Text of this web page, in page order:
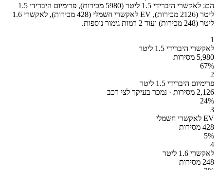
הם: לאקשרי היברידי 1.5 ליטר (5980 מכירות), פרימיום היברידי 1.5
ליטר (2126 מכירות), EV לאקשרי חשמלי (428 מכירות), לאקשרי 1.6
ליטר (248 מכירות) ועוד 2 רמות גימור נוספות.
1
לאקשרי היברידי 1.5 ליטר
5,980 מסירות
67%
2
פרימיום היברידי 1.5 ליטר
2,126 מסירות · נמכר בעיקר לצי רכב
24%
3
EV לאקשרי חשמלי
428 מסירות
5%
4
לאקשרי 1.6 ליטר
248 מסירות